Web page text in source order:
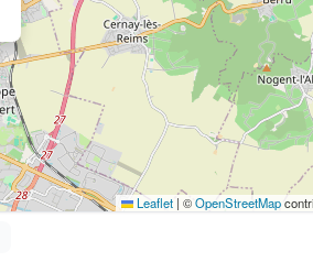
Leaflet | ©OpenStreetMap